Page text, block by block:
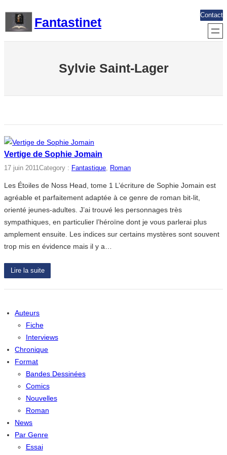
contenu
Fantastinet
Contact
Sylvie Saint-Lager
Vertige de Sophie Jomain
17 juin 2011Category : Fantastique, Roman
Les Étoiles de Noss Head, tome 1 L’écriture de Sophie Jomain est
agréable et parfaitement adaptée à ce genre de roman bit-lit,
orienté jeunes-adultes. J’ai trouvé les personnages très
sympathiques, en particulier l’héroïne dont je vous parlerai plus
amplement ensuite. Les indices sur certains mystères sont souvent
trop mis en évidence mais il y a…
Lire la suite
Auteurs
Fiche
Interviews
Chronique
Format
Bandes Dessinées
Comics
Nouvelles
Roman
News
Par Genre
Essai